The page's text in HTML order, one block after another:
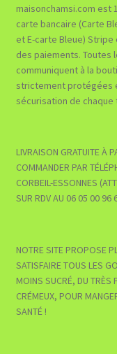
maisonchamsi.com est
carte bancaire (Carte
et E-carte Bleue)
des paiements. Toutes
communiquent à la
strictement protégées
sécurisation de chaque
LIVRAISON GRATUITE À
COMMANDER PAR
CORBEIL-ESSONNES
SUR RDV AU 06 05 00 96
NOTRE SITE PROPOSE
SATISFAIRE TOUS LES
MOINS SUCRÉ, DU TRÈS
CRÉMEUX, POUR
SANTÉ !